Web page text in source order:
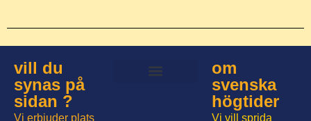
vill du
synas på
sidan ?
Vi erbjuder plats
om
svenska
högtider
Vi vill sprida